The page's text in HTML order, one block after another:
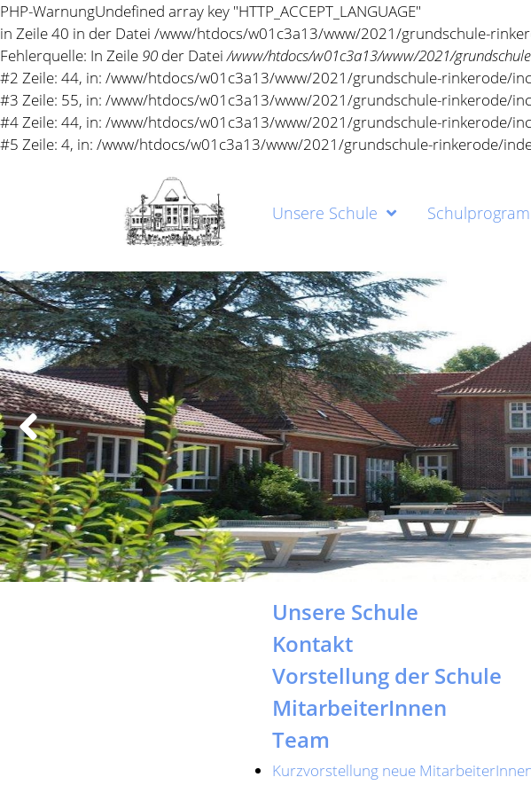
Unsere Schule
Previous
Next
Unsere Schule
Kontakt
Vorstellung der Schule
MitarbeiterInnen
Kurzvorstellung neue
Sekretariat
Schulleitung
Hausmeister
Bundesfreiwillige